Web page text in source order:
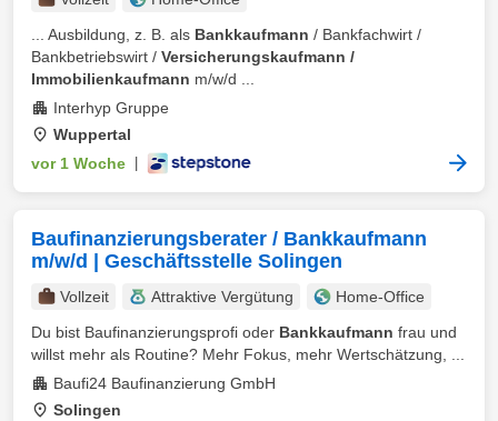
... Ausbildung, z. B. als Bankkaufmann / Bankfachwirt /
Bankbetriebswirt / Versicherungskaufmann /
Immobilienkaufmann m/w/d ...
Interhyp Gruppe
Wuppertal
vor 1 Woche
Baufinanzierungsberater / Bankkaufmann
m/w/d | Geschäftsstelle Solingen
Vollzeit Attraktive Vergütung
Home-Office
Du bist Baufinanzierungsprofi oder Bankkaufmann frau und
willst mehr als Routine? Mehr Fokus, mehr Wertschätzung, ...
Baufi24 Baufinanzierung GmbH
Solingen